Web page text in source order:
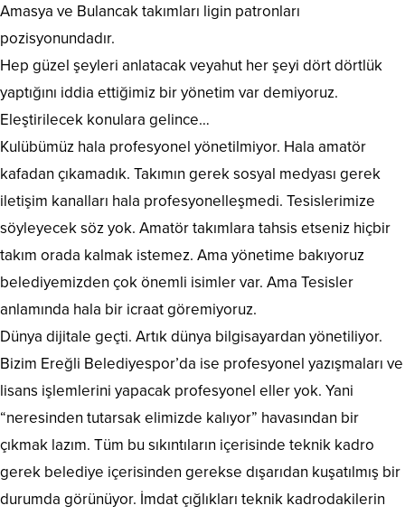
Amasya ve Bulancak takımları ligin patronları
pozisyonundadır.
Hep güzel şeyleri anlatacak veyahut her şeyi dört dörtlük
yaptığını iddia ettiğimiz bir yönetim var demiyoruz.
Eleştirilecek konulara gelince…
Kulübümüz hala profesyonel yönetilmiyor. Hala amatör
kafadan çıkamadık. Takımın gerek sosyal medyası gerek
iletişim kanalları hala profesyonelleşmedi. Tesislerimize
söyleyecek söz yok. Amatör takımlara tahsis etseniz hiçbir
takım orada kalmak istemez. Ama yönetime bakıyoruz
belediyemizden çok önemli isimler var. Ama Tesisler
anlamında hala bir icraat göremiyoruz.
Dünya dijitale geçti. Artık dünya bilgisayardan yönetiliyor.
Bizim Ereğli Belediyespor’da ise profesyonel yazışmaları ve
lisans işlemlerini yapacak profesyonel eller yok. Yani
“neresinden tutarsak elimizde kalıyor” havasından bir
çıkmak lazım. Tüm bu sıkıntıların içerisinde teknik kadro
gerek belediye içerisinden gerekse dışarıdan kuşatılmış bir
durumda görünüyor. İmdat çığlıkları teknik kadrodakilerin